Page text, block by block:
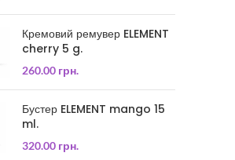
Кремовий ремувер ELEMENT
cherry 5 g.
260.00 грн.
Бустер ELEMENT mango 15
ml.
320.00 грн.